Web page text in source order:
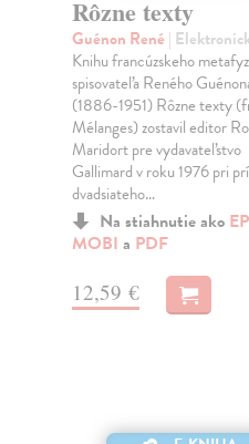
Rôzne texty
Guénon René |
Knihu francúzskeho
spisovateľa Reného
(1886-1951) Rôzne texty
Mélanges) zostavil editor
Maridort pre vydavateľstvo
Gallimard v roku 1976 pri
dvadsiateho…
Na stiahnutie ako
MOBI a PDF
12,59 €